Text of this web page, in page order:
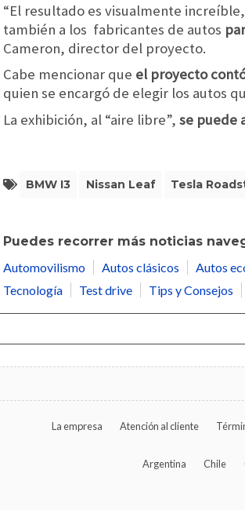
“El resultado es visualmente
también a los fabricantes de autos
Cameron, director del proyecto.
Cabe mencionar que el proyecto
quien se encargó de elegir los autos
La exhibición, al “aire libre”, se puede
BMW I3 Nissan Leaf Tesla
Puedes recorrer más noticias
Automovilismo
Autos clásicos Autos
Tecnología
Test drive Tips y Consejos
La empresa Atención al cliente
Argentina Chile